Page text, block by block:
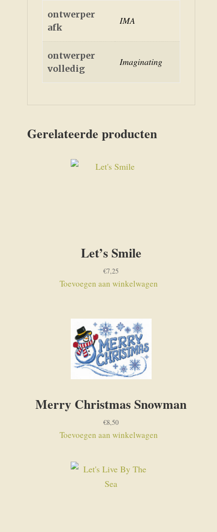
ontwerper
afk
IMA
ontwerper
volledig
Imaginating
Gerelateerde producten
Let’s Smile
€7,25
Toevoegen aan winkelwagen
Merry Christmas Snowman
€8,50
Toevoegen aan winkelwagen